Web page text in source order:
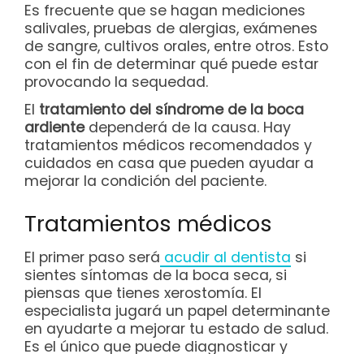
Es frecuente que se hagan mediciones
salivales, pruebas de alergias, exámenes
de sangre, cultivos orales, entre otros. Esto
con el fin de determinar qué puede estar
provocando la sequedad.
El tratamiento del síndrome de la boca
ardientedependerá de la causa. Hay
tratamientos médicos recomendados y
cuidados en casa que pueden ayudar a
mejorar la condición del paciente.
Tratamientos médicos
El primer paso será acudir al dentista si
sientes síntomas de la boca seca, si
piensas que tienes xerostomía. El
especialista jugará un papel determinante
en ayudarte a mejorar tu estado de salud.
Es el único que puede diagnosticar y